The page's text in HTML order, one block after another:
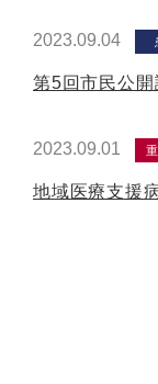
2023.09.04
第5回市民公
2023.09.01
地域医療支援